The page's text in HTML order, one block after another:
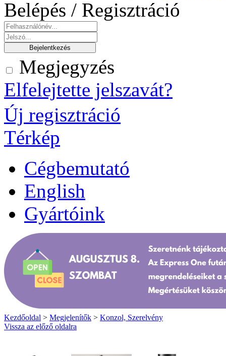
Belépés / Regisztráció
Megjegyzés
Elfelejtette jelszavát?
Új regisztráció
Térkép
Cégbemutató
English
Gyártóink
Kezdőoldal > Megjelenítők > Konzol, Szerelvény
Vissza az előző oldalra